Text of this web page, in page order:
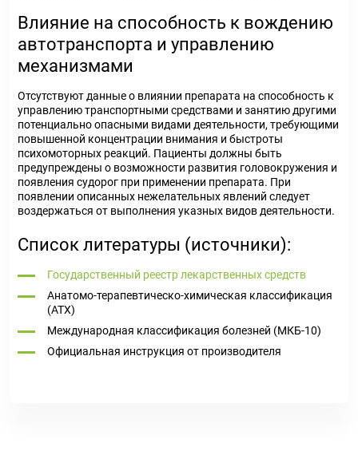
Влияние на способность к вождению
автотранспорта и управлению
механизмами
Отсутствуют данные о влиянии препарата на способность к
управлению транспортными средствами и занятию другими
потенциально опасными видами деятельности, требующими
повышенной концентрации внимания и быстроты
психомоторных реакций. Пациенты должны быть
предупреждены о возможности развития головокружения и
появления судорог при применении препарата. При
появлении описанных нежелательных явлений следует
воздержаться от выполнения указных видов деятельности.
Список литературы (источники):
Государственный реестр лекарственных средств
Анатомо-терапевтическо-химическая классификация
(ATX)
Международная классификация болезней (МКБ-10)
Официальная инструкция от производителя